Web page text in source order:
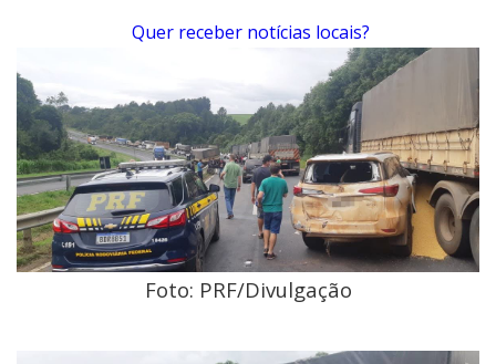
Quer receber notícias locais?
Foto: PRF/Divulgação